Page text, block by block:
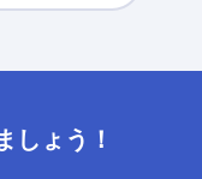
しょう！